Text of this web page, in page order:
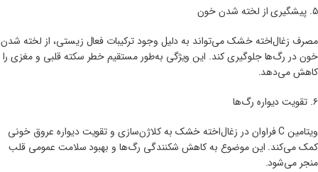
۵. پیشگیری از لخته شدن خون
مصرف زغال‌اخته خشک می‌تواند به دلیل وجود ترکیبات فعال زیستی، از لخته شدن
خون در رگ‌ها جلوگیری کند. این ویژگی به‌طور مستقیم خطر سکته قلبی و مغزی را
کاهش می‌دهد.
۶. تقویت دیواره رگ‌ها
ویتامین C فراوان در زغال‌اخته خشک به کلاژن‌سازی و تقویت دیواره عروق خونی
کمک می‌کند. این موضوع به کاهش شکنندگی رگ‌ها و بهبود سلامت عمومی قلب
منجر می‌شود.